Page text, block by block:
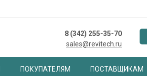
8 (342) 255-35-70
sales@revitech.ru
ПОКУПАТЕЛЯМ ПОСТАВЩИКАМ